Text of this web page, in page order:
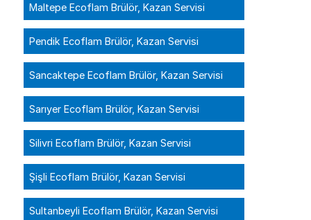
Maltepe Ecoflam Brülör, Kazan Servisi
Pendik Ecoflam Brülör, Kazan Servisi
Sancaktepe Ecoflam Brülör, Kazan Servisi
Sarıyer Ecoflam Brülör, Kazan Servisi
Silivri Ecoflam Brülör, Kazan Servisi
Şişli Ecoflam Brülör, Kazan Servisi
Sultanbeyli Ecoflam Brülör, Kazan Servisi